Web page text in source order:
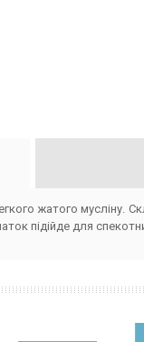
жатого мусліну.
підійде для